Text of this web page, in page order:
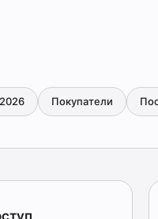
Покупатели